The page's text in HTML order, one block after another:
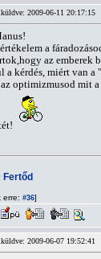
2009-06-11 20:17:15
a
az emberek
a kérdés, miért van a
optimizmusod mit a
Fertőd
erre: #36]
2009-06-07 19:52:41